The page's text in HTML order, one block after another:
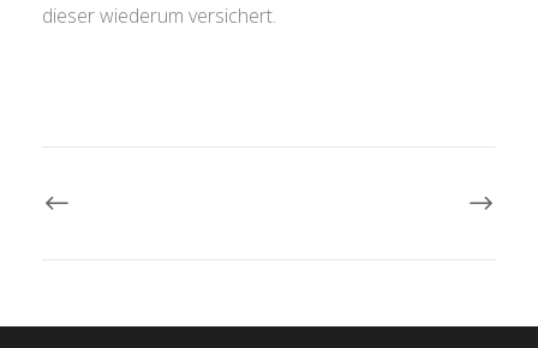
dieser wiederum versichert.